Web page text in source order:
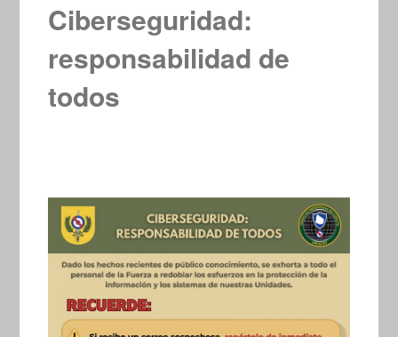
Ciberseguridad:
responsabilidad de
todos